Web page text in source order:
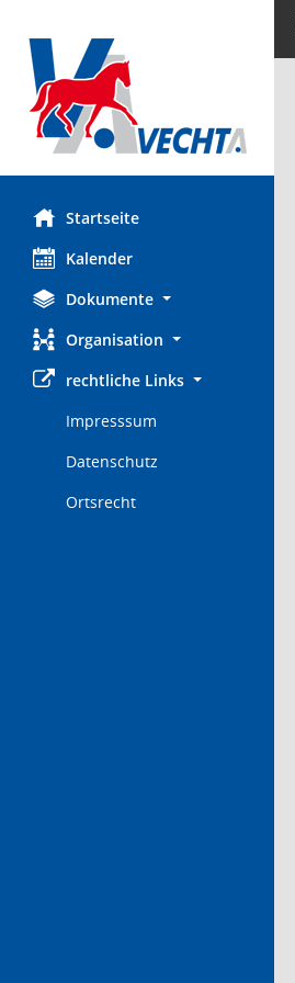
Startseite
Kalender
Dokumente
Organisation
rechtliche Links
Impresssum
Datenschutz
Ortsrecht